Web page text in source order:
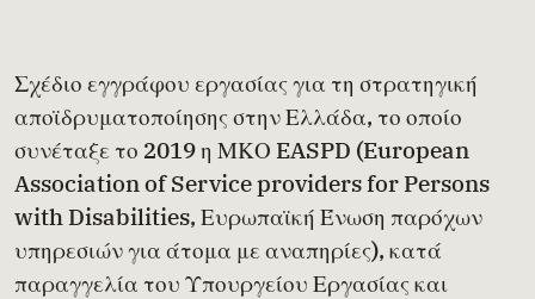
Σχέδιο εγγράφου εργασίας για τη στρατηγική
αποϊδρυματοποίησης στην Ελλάδα, το οποίο
συνέταξε το 2019 η ΜΚΟ EASPD (European
Association of Service providers for Persons
with Disabilities, Ευρωπαϊκή Ένωση παρόχων
υπηρεσιών για άτομα με αναπηρίες), κατά
παραγγελία του Υπουργείου Εργασίας και